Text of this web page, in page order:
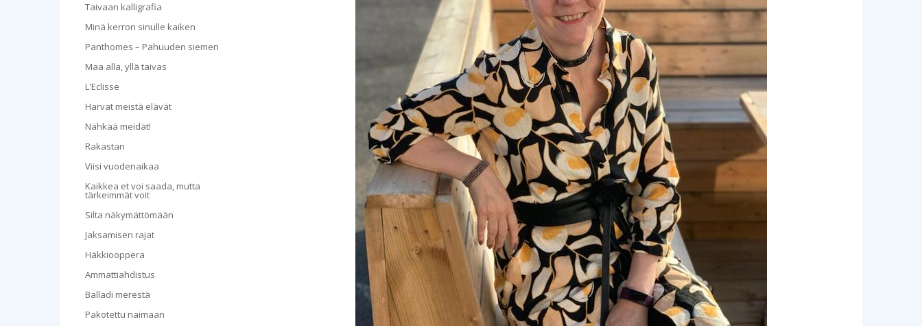
Taivaan kalligrafia
Minä kerron sinulle kaiken
Panthomes – Pahuuden siemen
Maa alla, yllä taivas
L'Eclisse
Harvat meistä elävät
Nähkää meidät!
Rakastan
Viisi vuodenaikaa
Kaikkea et voi saada, mutta
tärkeimmät voit
Silta näkymättömään
Jaksamisen rajat
Häkkiooppera
Ammattiahdistus
Balladi merestä
Pakotettu naimaan